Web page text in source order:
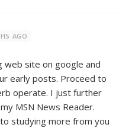
AGO
web site on google and
early posts. Proceed to
operate. I just further
MSN News Reader.
studying more from you